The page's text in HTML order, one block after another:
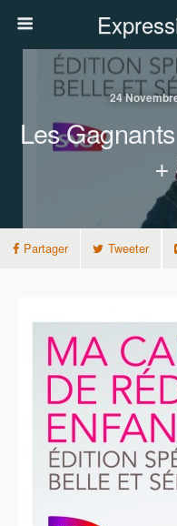
24
Les
Partager Tweeter